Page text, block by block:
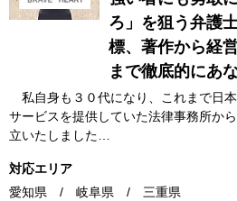
ろ」を狙う弁護
標、著作から経
まで徹底的にあ
私自身も３０代になり、これまで日
サービスを提供していた法律事務所か
立いたしました…
対応エリア
愛知県 / 岐阜県 / 三重県